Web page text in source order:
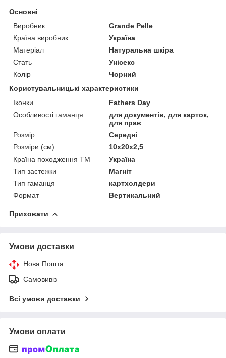
Основні
Виробник
Grande Pelle
Країна виробник
Україна
Матеріал
Натуральна шкіра
Стать
Унісекс
Колір
Чорний
Користувальницькі характеристики
Іконки
Fathers Day
Особливості гаманця
для документів, для карток,
для прав
Розмір
Середні
Розміри (см)
10х20х2,5
Країна походження ТМ
Україна
Тип застежки
Магніт
Тип гаманця
картхолдери
Формат
Вертикальний
Приховати
Умови доставки
Нова Пошта
Самовивіз
Всі умови доставки
Умови оплати